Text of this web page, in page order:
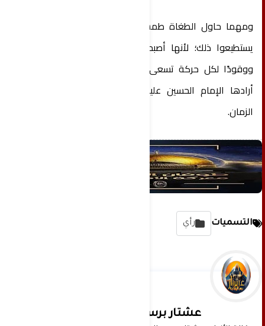
ومهما حاول الطغاة طمس هذه الروح الحرة، فلن
يستطيعوا ذلك؛ لأنها أصبحت جزءًا من ضمير الأمة،
ووقودًا لكل حركة تسعى إلى الحق والكرامة، كما
أرادها الإمام الحسين عليه السلام ثورةً خالدةً عبر
الزمان.
التسميات رأي
عشتار برس الإخبارية